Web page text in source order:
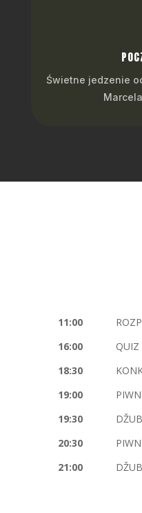
Świetne jedzenie
11:00
16:00
QUIZ
18:30
19:00
19:30
20:30
21:00